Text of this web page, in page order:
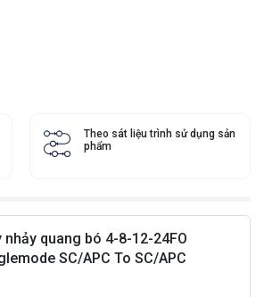
Theo sát liệu trình sử dụng sản
phẩm
nhảy quang bó 4-8-12-24FO
SC/APC To SC/APC